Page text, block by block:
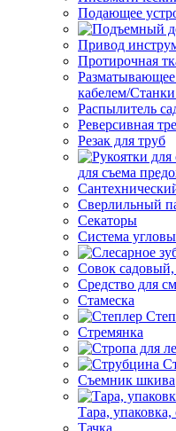
Подающее
Привод
Протирочная
Разматывающее
кабелем/
Распылитель
Реверсивная
Резак для труб
для съема
Сверлильный
Секаторы
Система
Совок
Средство для
Стамеска
Стремянка
Съемник шкива
Тара, упаковка,
Тачка